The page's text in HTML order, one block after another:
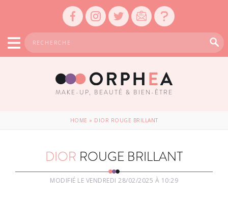
MAKE-UP, BEAUTÉ & BIEN-ÊTRE
HOME » DIOR ROUGE BRILLANT
DIOR ROUGE BRILLANT
MODIFIÉ LE VENDREDI 28/02/2025 À 10:29